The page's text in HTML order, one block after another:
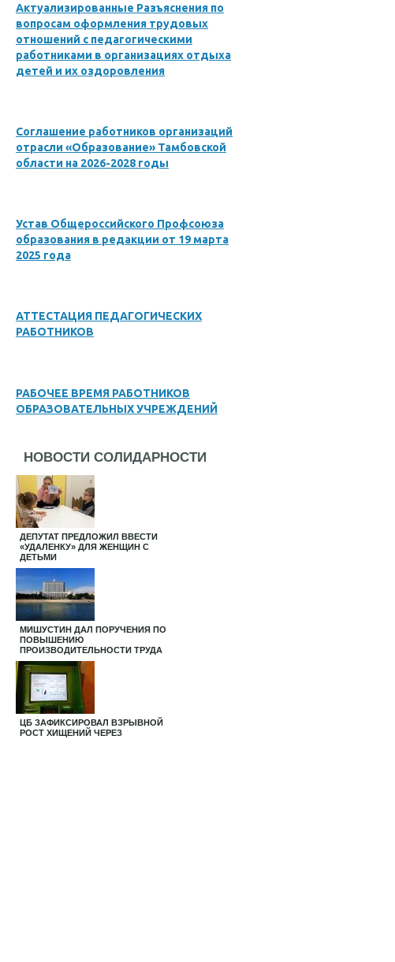
Актуализированные Разъяснения по
вопросам оформления трудовых
отношений с педагогическими
работниками в организациях отдыха
детей и их оздоровления
Соглашение работников организаций
отрасли «Образование» Тамбовской
области на 2026-2028 годы
Устав Общероссийского Профсоюза
образования в редакции от 19 марта
2025 года
АТТЕСТАЦИЯ ПЕДАГОГИЧЕСКИХ
РАБОТНИКОВ
РАБОЧЕЕ ВРЕМЯ РАБОТНИКОВ
ОБРАЗОВАТЕЛЬНЫХ УЧРЕЖДЕНИЙ
НОВОСТИ СОЛИДАРНОСТИ
ДЕПУТАТ ПРЕДЛОЖИЛ ВВЕСТИ
«УДАЛЕНКУ» ДЛЯ ЖЕНЩИН С
ДЕТЬМИ
МИШУСТИН ДАЛ ПОРУЧЕНИЯ ПО
ПОВЫШЕНИЮ
ПРОИЗВОДИТЕЛЬНОСТИ ТРУДА
ЦБ ЗАФИКСИРОВАЛ ВЗРЫВНОЙ
РОСТ ХИЩЕНИЙ ЧЕРЕЗ